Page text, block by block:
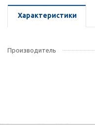
Характеристики
Производитель